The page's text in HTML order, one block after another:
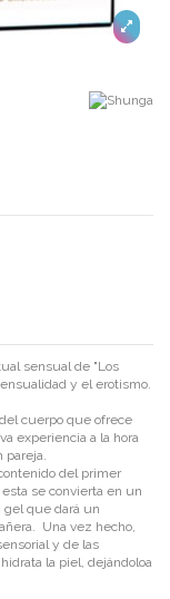
sensual de "Los
y el erotismo.
cuerpo que ofrece
experiencia a la hora
del primer
se convierta en un
gel que dará un
Una vez hecho,
y de las
la piel, dejándoloa